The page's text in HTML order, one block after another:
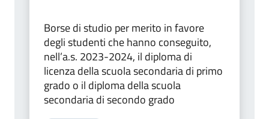
Borse di studio per merito in favore
degli studenti che hanno conseguito,
nell’a.s. 2023-2024, il diploma di
licenza della scuola secondaria di primo
grado o il diploma della scuola
secondaria di secondo grado